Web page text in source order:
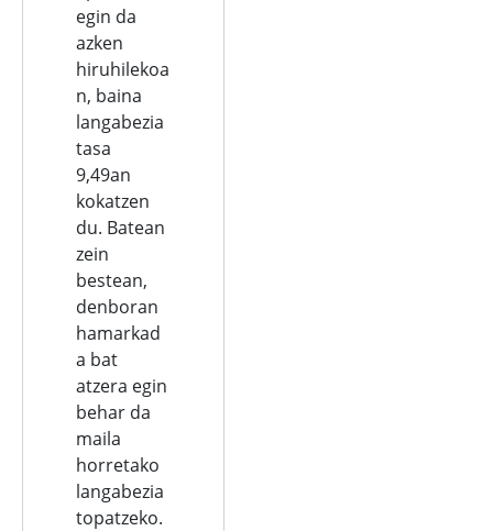
egin da
azken
hiruhilekoa
n, baina
langabezia
tasa
9,49an
kokatzen
du. Batean
zein
bestean,
denboran
hamarkad
a bat
atzera egin
behar da
maila
horretako
langabezia
topatzeko.